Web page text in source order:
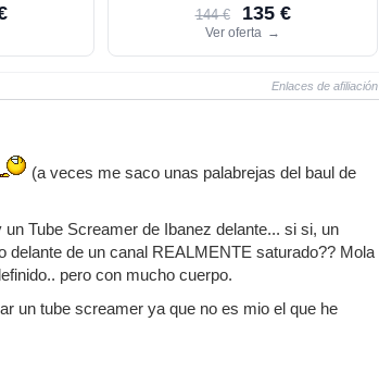
144 € 135 €
Ver oferta →
Enlaces de afiliación
(a veces me saco unas palabrejas del baul de
Tube Screamer de Ibanez delante... si si, un
delante de un canal REALMENTE saturado?? Mola
pero con mucho cuerpo.
un tube screamer ya que no es mio el que he